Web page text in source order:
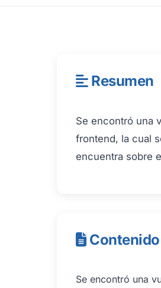
Resumen
Se encontró una
frontend, la cual
encuentra sobre
Contenido
Se encontró una